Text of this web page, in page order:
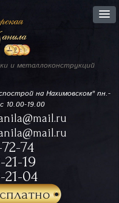
и металлоконструкций
на Нахимовском"пн.-
10.00-19.00
74
19
21-04